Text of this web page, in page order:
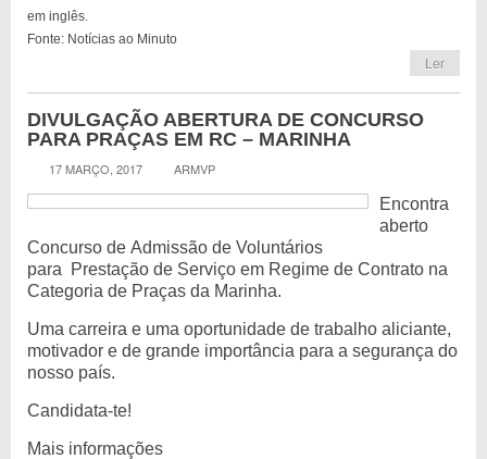
em inglês.
Fonte: Notícias ao Minuto
Ler
DIVULGAÇÃO ABERTURA DE CONCURSO
PARA PRAÇAS EM RC – MARINHA
17 MARÇO, 2017 ARMVP
Encontra
aberto
Concurso de Admissão de Voluntários
para Prestação de Serviço em Regime de Contrato na
Categoria de Praças da Marinha.
Uma carreira e uma oportunidade de trabalho aliciante,
motivador e de grande importância para a segurança do
nosso país.
Candidata-te!
Mais informações